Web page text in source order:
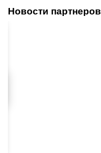
Новости партнеров